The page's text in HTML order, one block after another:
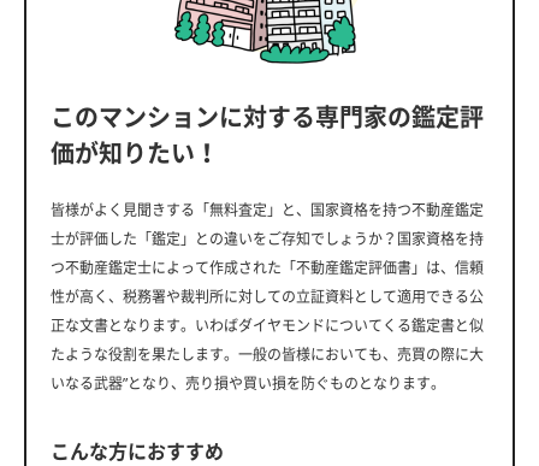
このマンションに対する専門家の鑑定評
価が知りたい！
皆様がよく見聞きする「無料査定」と、国家資格を持つ不動産鑑定
士が評価した「鑑定」との違いをご存知でしょうか？国家資格を持
つ不動産鑑定士によって作成された「不動産鑑定評価書」は、信頼
性が高く、税務署や裁判所に対しての立証資料として適用できる公
正な文書となります。いわばダイヤモンドについてくる鑑定書と似
たような役割を果たします。一般の皆様においても、売買の際に大
いなる武器”となり、売り損や買い損を防ぐものとなります。
こんな方におすすめ